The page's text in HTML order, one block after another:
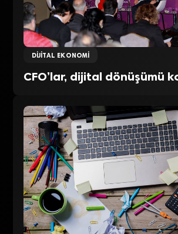
DIJITAL EKONOMI
CFO’lar, dijital dönüşümü